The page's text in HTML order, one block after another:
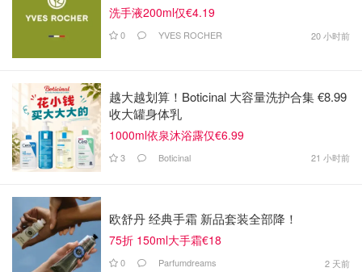
洗手液200ml仅€4.19
0 YVES ROCHER 20 小时前
越大越划算！Boticinal 大容量洗护合集 €8.99
收大罐身体乳
1000ml依泉沐浴露仅€6.99
3 Boticinal 21 小时前
欧舒丹 经典手霜 新品套装全部降！
75折 150ml大手霜€18
0 Parfumdreams 2 天前